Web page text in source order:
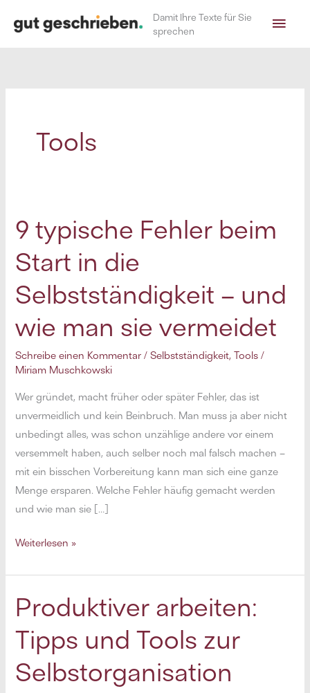
Inhalt
Damit Ihre Texte für Sie
sprechen
Tools
9 typische Fehler beim
Start in die
Selbstständigkeit – und
wie man sie vermeidet
Schreibe einen Kommentar /Selbstständigkeit,Tools /
Miriam Muschkowski
Wer gründet, macht früher oder später Fehler, das ist
unvermeidlich und kein Beinbruch. Man muss ja aber nicht
unbedingt alles, was schon unzählige andere vor einem
versemmelt haben, auch selber noch mal falsch machen –
mit ein bisschen Vorbereitung kann man sich eine ganze
Menge ersparen. Welche Fehler häufig gemacht werden
und wie man sie […]
9
Fehler
beim
Start
in
Selbstständigkeit
Weiterlesen »
Produktiver arbeiten:
Tipps und Tools zur
Selbstorganisation